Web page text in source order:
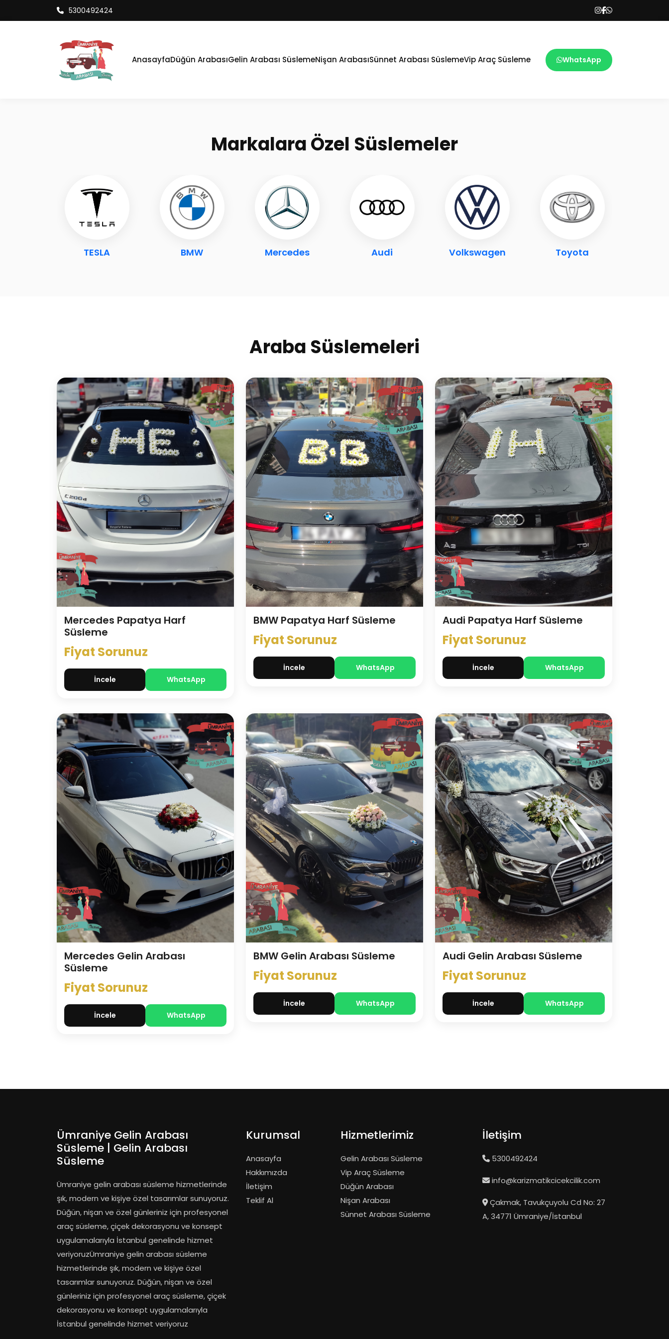
5300492424
AnasayfaDüğün ArabasıGelin Arabası SüslemeNişan ArabasıSünnet Arabası SüslemeVip Araç Süsleme WhatsApp
Markalara Özel Süslemeler
TESLA BMW Mercedes Audi Volkswagen Toyota
Araba Süslemeleri
Mercedes Papatya Harf
Süsleme
Fiyat Sorunuz
İncele WhatsApp
BMW Papatya Harf Süsleme
Fiyat Sorunuz
İncele WhatsApp
Audi Papatya Harf Süsleme
Fiyat Sorunuz
İncele WhatsApp
Mercedes Gelin Arabası
Süsleme
Fiyat Sorunuz
İncele WhatsApp
BMW Gelin Arabası Süsleme
Fiyat Sorunuz
İncele WhatsApp
Audi Gelin Arabası Süsleme
Fiyat Sorunuz
İncele WhatsApp
Ümraniye Gelin Arabası
Süsleme | Gelin Arabası
Süsleme
Ümraniye gelin arabası süsleme hizmetlerinde
şık, modern ve kişiye özel tasarımlar sunuyoruz.
Düğün, nişan ve özel günleriniz için profesyonel
araç süsleme, çiçek dekorasyonu ve konsept
uygulamalarıyla İstanbul genelinde hizmet
veriyoruzÜmraniye gelin arabası süsleme
hizmetlerinde şık, modern ve kişiye özel
tasarımlar sunuyoruz. Düğün, nişan ve özel
günleriniz için profesyonel araç süsleme, çiçek
dekorasyonu ve konsept uygulamalarıyla
İstanbul genelinde hizmet veriyoruz
Kurumsal
Anasayfa
Hakkımızda
İletişim
Teklif Al
Hizmetlerimiz
Gelin Arabası Süsleme
Vip Araç Süsleme
Düğün Arabası
Nişan Arabası
Sünnet Arabası Süsleme
İletişim
5300492424
info@karizmatikcicekcilik.com
Çakmak, Tavukçuyolu Cd No: 27
A, 34771 Ümraniye/İstanbul